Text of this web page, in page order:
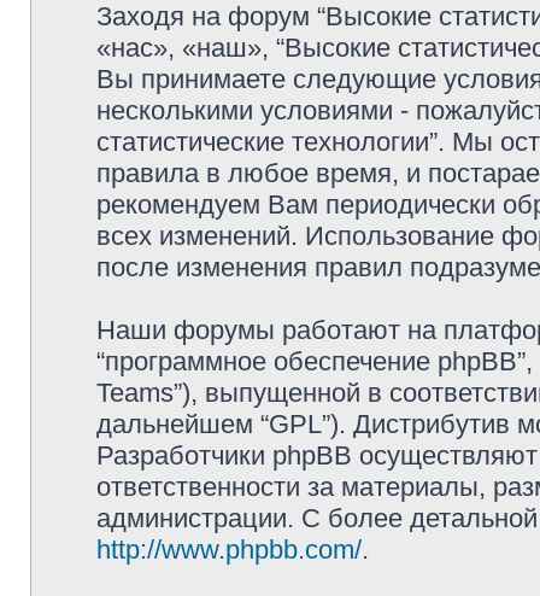
Заходя на форум “Высокие
«нас», «наш», “Высокие
Вы принимаете следующие
несколькими условиями -
статистические технологии”. Мы
правила в любое время, и
рекомендуем Вам периодически
всех изменений. Использование
после изменения правил
Наши форумы работают на
“программное обеспечение
Teams”), выпущенной в
дальнейшем “GPL”). Дистрибутив
Разработчики phpBB
ответственности за материалы,
администрации. С более
http://www.phpbb.com/.